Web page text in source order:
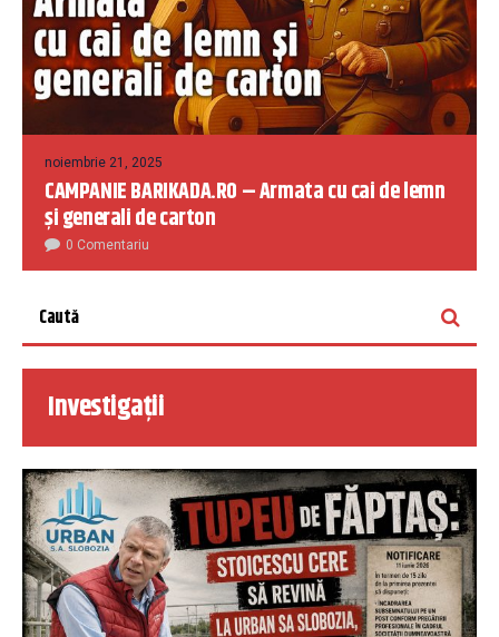
noiembrie 21, 2025
CAMPANIE BARIKADA.RO – Armata cu cai de lemn
și generali de carton
0 Comentariu
Investigații